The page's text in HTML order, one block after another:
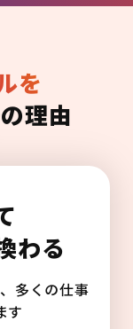
を
理由
わる
多くの仕事
す